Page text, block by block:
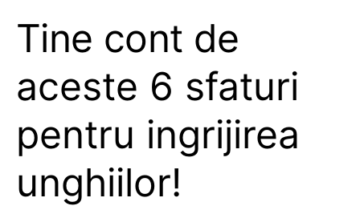
Tine cont de
aceste 6 sfaturi
pentru ingrijirea
unghiilor!